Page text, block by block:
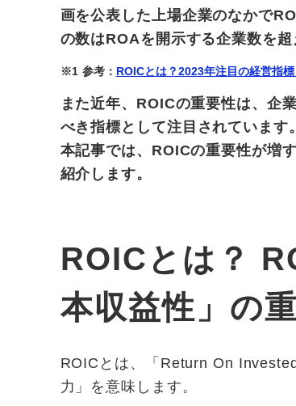
画を公表した上場企業のなかで
の数はROAを開示する企業数を超
※1 参考： ROICとは？2023年注目の経営指
また近年、ROICの重要性は、企
べき指標として注目されています。
本記事では、ROICの重要性が増
紹介します。
ROICとは？
本収益性」の
ROICとは、「Return On
力」を意味します。